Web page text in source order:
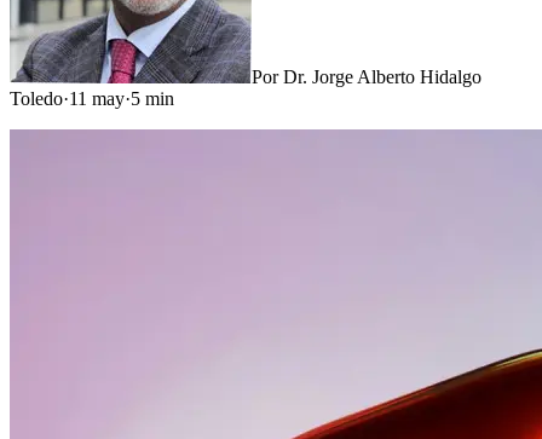
PorDr. Jorge Alberto Hidalgo
Toledo·11 may·5 min